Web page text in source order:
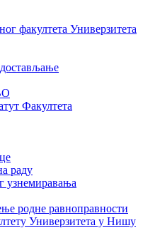
Универзитета
достављање
Факултета
раду
узнемиравања
родне равноправности
Универзитета у Нишу